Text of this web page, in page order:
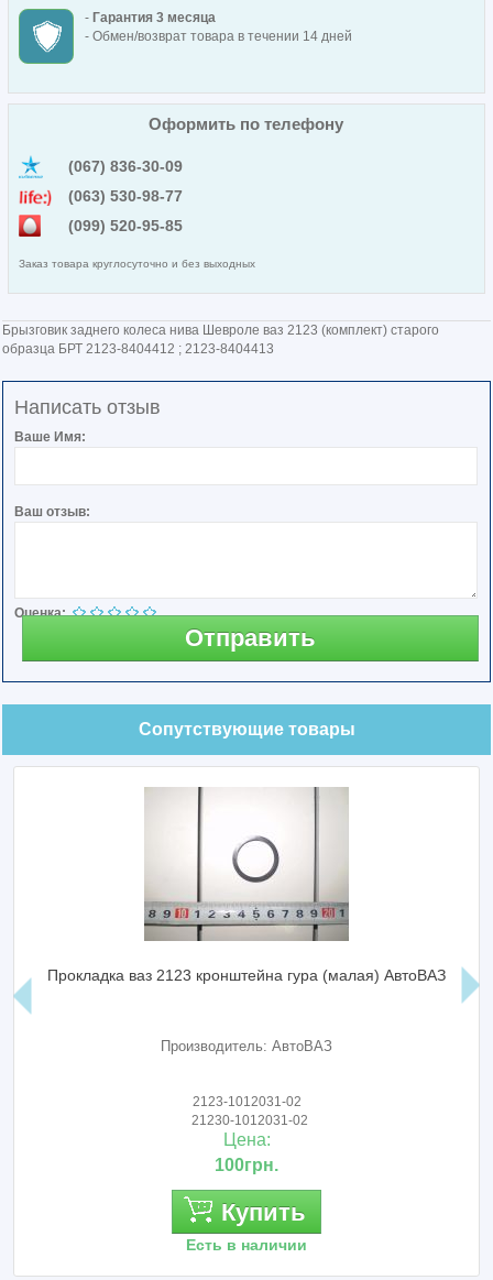
- Гарантия 3 месяца
- Обмен/возврат товара в течении 14 дней
Оформить по телефону
(067) 836-30-09
(063) 530-98-77
(099) 520-95-85
Заказ товара круглосуточно и без выходных
Брызговик заднего колеса нива Шевроле ваз 2123 (комплект) старого
образца БРТ 2123-8404412 ; 2123-8404413
Написать отзыв
Ваше Имя:
Ваш отзыв:
Оценка:
Отправить
Сопутствующие товары
Прокладка ваз 2123 кронштейна гура (малая) АвтоВАЗ
Производитель: АвтоВАЗ
2123-1012031-02
21230-1012031-02
Цена:
100грн.
Купить
Есть в наличии